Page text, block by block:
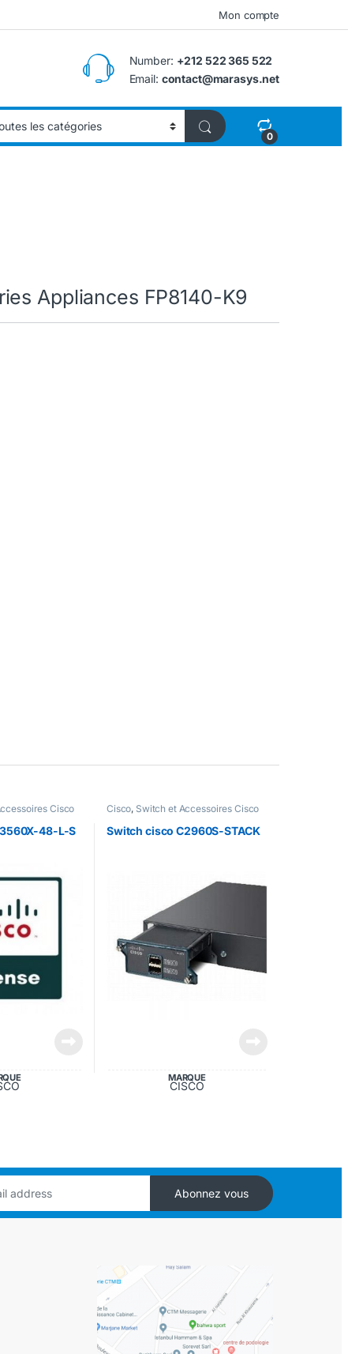
Mon compte
Number: +212 522 365 522
Email: contact@marasys.net
0
Appliances FP8140-K9
Cisco
48-L-S
Cisco, Switch et Accessoires Cisco
Switch cisco C2960S-STACK
MARQUE
CISCO
Abonnez vous